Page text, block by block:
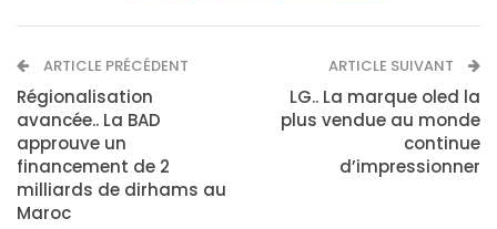
ARTICLE PRÉCÉDENT
Régionalisation
avancée.. La BAD
approuve un
financement de 2
milliards de dirhams au
Maroc
ARTICLE SUIVANT
LG.. La marque oled la
plus vendue au monde
continue
d’impressionner